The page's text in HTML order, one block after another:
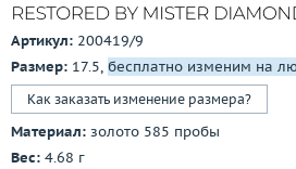
3D-тур по шоуруму
Заказать
Артикул: 200419/9
Размер: 17.5, бесплатно изменим на
Как заказать изменение размера?
Материал: золото 585 пробы
Вес: 4.68 г